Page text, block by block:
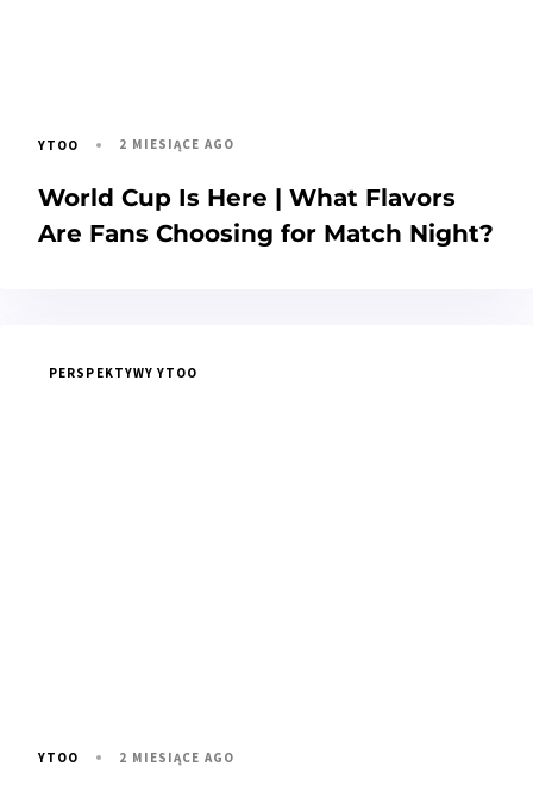
YTOO 2 MIESIĄCE AGO
World Cup Is Here | What Flavors
Are Fans Choosing for Match Night?
PERSPEKTYWY YTOO
YTOO 2 MIESIĄCE AGO